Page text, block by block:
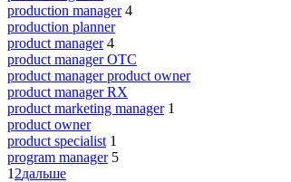
production manager 4
production planner
product manager 4
product manager OTC
product manager product owner
product manager RX
product marketing manager 1
product owner
product specialist 1
program manager 5
1 2дальше